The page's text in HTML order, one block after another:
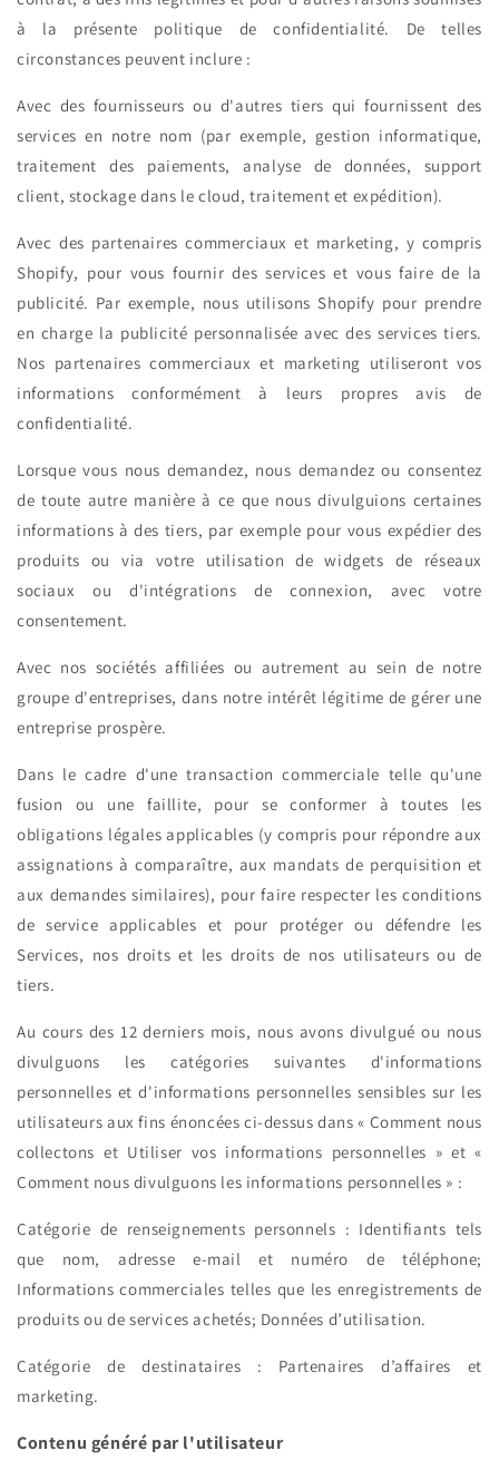
à la présente politique de confidentialité. De telles
circonstances peuvent inclure :
Avec des fournisseurs ou d'autres tiers qui fournissent des
services en notre nom (par exemple, gestion informatique,
traitement des paiements, analyse de données, support
client, stockage dans le cloud, traitement et expédition).
Avec des partenaires commerciaux et marketing, y compris
Shopify, pour vous fournir des services et vous faire de la
publicité. Par exemple, nous utilisons Shopify pour prendre
en charge la publicité personnalisée avec des services tiers.
Nos partenaires commerciaux et marketing utiliseront vos
informations conformément à leurs propres avis de
confidentialité.
Lorsque vous nous demandez, nous demandez ou consentez
de toute autre manière à ce que nous divulguions certaines
informations à des tiers, par exemple pour vous expédier des
produits ou via votre utilisation de widgets de réseaux
sociaux ou d'intégrations de connexion, avec votre
consentement.
Avec nos sociétés affiliées ou autrement au sein de notre
groupe d'entreprises, dans notre intérêt légitime de gérer une
entreprise prospère.
Dans le cadre d'une transaction commerciale telle qu'une
fusion ou une faillite, pour se conformer à toutes les
obligations légales applicables (y compris pour répondre aux
assignations à comparaître, aux mandats de perquisition et
aux demandes similaires), pour faire respecter les conditions
de service applicables et pour protéger ou défendre les
Services, nos droits et les droits de nos utilisateurs ou de
tiers.
Au cours des 12 derniers mois, nous avons divulgué ou nous
divulguons les catégories suivantes d'informations
personnelles et d'informations personnelles sensibles sur les
utilisateurs aux fins énoncées ci-dessus dans « Comment nous
collectons et Utiliser vos informations personnelles » et «
Comment nous divulguons les informations personnelles » :
Catégorie de renseignements personnels : Identifiants tels
que nom, adresse e-mail et numéro de téléphone;
Informations commerciales telles que les enregistrements de
produits ou de services achetés; Données d’utilisation.
Catégorie de destinataires : Partenaires d’affaires et
marketing.
Contenu généré par l'utilisateur